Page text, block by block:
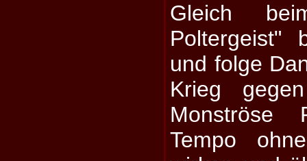
Gleich
Poltergeist"
und folge
Krieg
Monströse
Tempo